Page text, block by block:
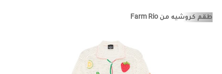
طقم كروشيه من Farm Rio